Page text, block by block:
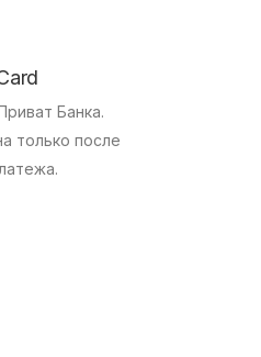
Банка.
только после